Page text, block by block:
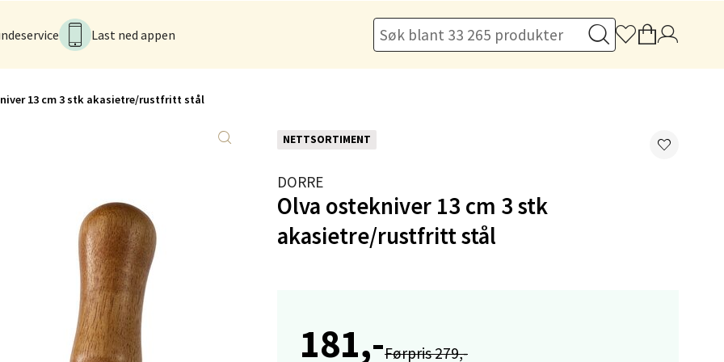
Last ned appen
13 cm 3 stk akasietre/rustfritt stål
NETTSORTIMENT
DORRE
Olva ostekniver 13 cm 3 stk
akasietre/rustfritt stål
181,-Førpris 279,-
og Sandnes - Kvadrat
10-21
1, 5239 Bergen
10-21
- Markens